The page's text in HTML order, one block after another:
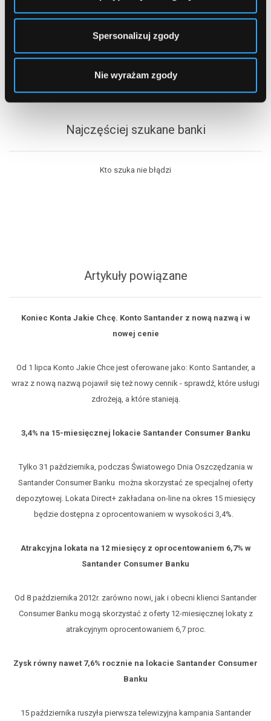
Spersonalizuj zgody
Nie wyrażam zgody
Ostatnio szukałeś produktów
Jeszcze niczego nie szukałeś
Najczęściej szukane banki
Kto szuka nie błądzi
Artykuły powiązane
Koniec Konta Jakie Chcę. Konto Santander z nową nazwą i w
nowej cenie
Od 1 lipca Konto Jakie Chce jest oferowane jako: Konto Santander, a
wraz z nową nazwą pojawił się też nowy cennik - sprawdź, które usługi
zdrożeją, a które stanieją.
3,4% na 15-miesięcznej lokacie Santander Consumer Banku
Tylko 31 października, podczas Światowego Dnia Oszczędzania w
Santander Consumer Banku można skorzystać ze specjalnej oferty
depozytowej. Lokata Direct+ zakładana on-line na okres 15 miesięcy
będzie dostępna z oprocentowaniem w wysokości 3,4%.
Atrakcyjna lokata na 12 miesięcy z oprocentowaniem 6,7% w
Santander Consumer Banku
Od 8 października 2012r. zarówno nowi, jak i obecni klienci Santander
Consumer Banku mogą skorzystać z oferty 12-miesięcznej lokaty z
atrakcyjnym oprocentowaniem 6,7 proc.
Zysk równy nawet 7,6% rocznie na lokacie Santander Consumer
Banku
15 października ruszyła pierwsza telewizyjna kampania Santander